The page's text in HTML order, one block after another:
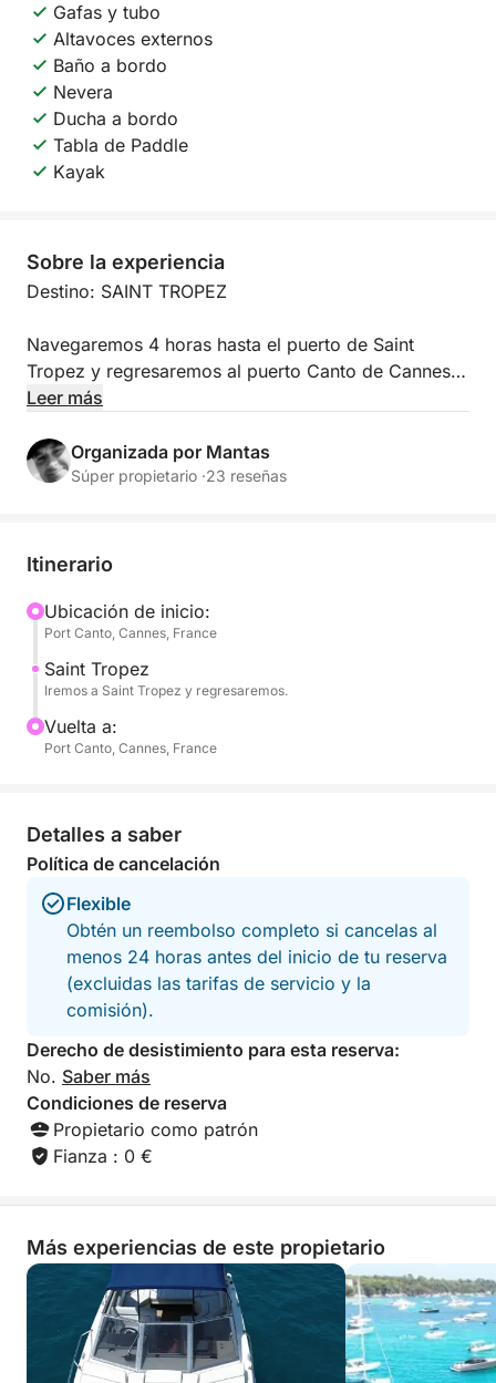
Gafas y tubo
Altavoces externos
Baño a bordo
Nevera
Ducha a bordo
Tabla de Paddle
Kayak
Sobre la experiencia
Destino: SAINT TROPEZ
Navegaremos 4 horas hasta el puerto de Saint
Tropez y regresaremos al puerto Canto de Cannes.
El puerto de Saint Tropez tiene un coste adicional
media hora para nadar o hacer snorkel y regresar al
puerto Canto de Cannes.
disposición para asesorarle según sus preferencias.
Embarque:
El embarque se realizará en el puerto Canto de
Cannes.
Equipamiento para el día:
🔸 4 máscaras de snorkel: incluidas
🔸 Tabla de SUP: 40€ (una), 60€ (dos tablas)
🔸 Kayak transparente: 60€
🔸 Altavoz Bluetooth JBL BOOMBOX 3 para relajarse
o crear ambiente con tu música favorita
🔸 Y para mayor comodidad, pongo a tu
disposición una amplia plataforma de baño en la
popa del barco
1 bandeja de comida fresca + 6 botellas de agua sin
gas de 0,5 l + 6 botellas de Coca-Cola de 0,33 l -
Cerveza, vino rosado, vino espumoso bajo
petición...
Leer más
Organizada por Mantas
Súper propietario ·23 reseñas
Itinerario
Ubicación de inicio:
Port Canto, Cannes, France
Saint Tropez
Iremos a Saint Tropez y regresaremos.
Vuelta a:
Port Canto, Cannes, France
Detalles a saber
Política de cancelación
Flexible
Obtén un reembolso completo si cancelas al
menos 24 horas antes del inicio de tu reserva
(excluidas las tarifas de servicio y la
comisión).
Derecho de desistimiento para esta reserva:
No. Saber más
Condiciones de reserva
Propietario como patrón
Fianza : 0 €
Más experiencias de este propietario